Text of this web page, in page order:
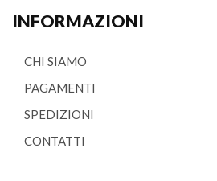
INFORMAZIONI
CHI SIAMO
PAGAMENTI
SPEDIZIONI
CONTATTI